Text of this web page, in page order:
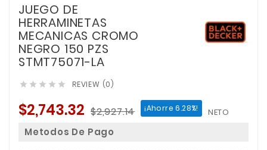
JUEGO DE
HERRAMINETAS
MECANICAS CROMO
NEGRO 150 PZS
STMT75071-LA
     REVIEW (0)
$2,743.32 $2,927.14 ¡Ahorre 6.28%! NETO
Metodos De Pago